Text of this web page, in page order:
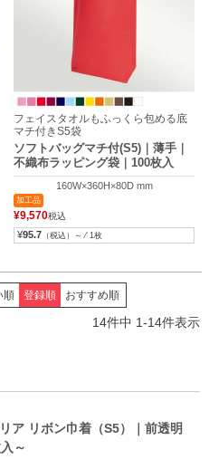
フェイスタオルもふっくら包める底
マチ付きS5袋
ソフトバッグマチ付(S5)｜薄手｜
不織布ラッピング袋｜100枚入
160W×360H×80D mm
加工品
¥9,570税込
¥95.7 （税込）～ ⁄ 1枚
順 登録順 おすすめ順
14件中 1-14件表示
ア リボン巾着（S5）｜前透明
～